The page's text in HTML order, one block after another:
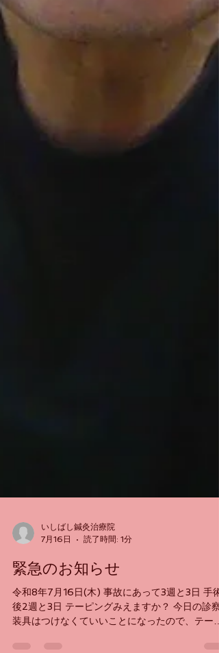
7月16日
読了時間: 1分
緊急のお知らせ
令和8年7月16日(木) 事故にあって3週と3日 手術
後2週と3日 テーピングみえますか？ 今日の診察